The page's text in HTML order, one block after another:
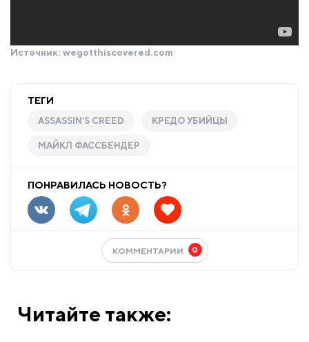
Источник: wegotthiscovered.com
ТЕГИ
ASSASSIN’S CREED КРЕДО УБИЙЦЫ
МАЙКЛ ФАССБЕНДЕР
ПОНРАВИЛАСЬ НОВОСТЬ?
КОММЕНТАРИИ 0
Читайте также: